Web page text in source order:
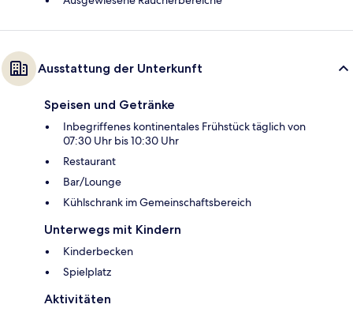
Ausstattung der Unterkunft
Speisen und Getränke
Inbegriffenes kontinentales Frühstück täglich von
07:30 Uhr bis 10:30 Uhr
Restaurant
Bar/Lounge
Kühlschrank im Gemeinschaftsbereich
Unterwegs mit Kindern
Kinderbecken
Spielplatz
Aktivitäten